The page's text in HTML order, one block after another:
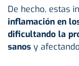
De hecho, estas
inflamación en
dificultando la
sanos y